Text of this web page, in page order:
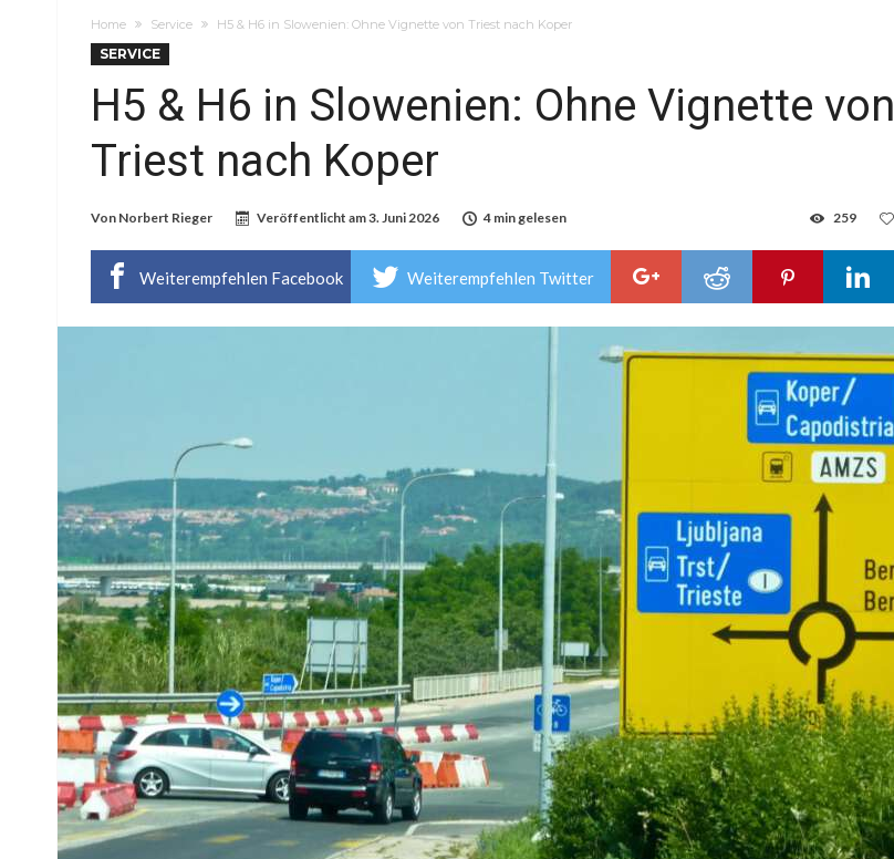
Home Service H5 & H6 in Slowenien: Ohne Vignette von Triest nach Koper
SERVICE
H5 & H6 in Slowenien: Ohne Vignette von
Triest nach Koper
Von Norbert Rieger Veröffentlicht am3. Juni 2026 4 min gelesen 259
Weiterempfehlen Facebook Weiterempfehlen Twitter